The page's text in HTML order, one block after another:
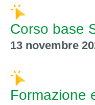
Corso base
13 novembre
Formazione